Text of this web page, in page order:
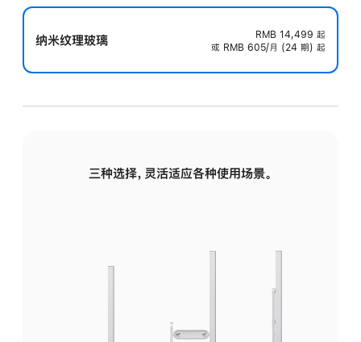
纳米纹理玻璃 RMB 14,499 起
或 RMB 605/月 (24 期) 起
三种选择，灵活适应各种使用场景。